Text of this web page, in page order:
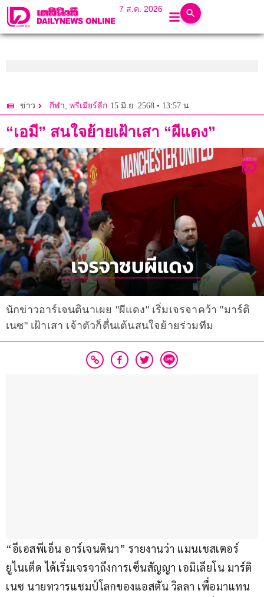
7 ส.ค. 2026
ข่าว กีฬา, พรีเมียร์ลีก 15 มิ.ย. 2568 • 13:57 น.
“เอมี” สนใจย้ายเฝ้าเสา “ผีแดง”
นักข่าวอาร์เจนตินาเผย "ผีแดง" เริ่มเจรจาคว้า "มาร์ติ
เนซ" เฝ้าเสา เจ้าตัวก็ตื่นเต้นสนใจย้ายร่วมทีม
“อีเอสพีเอ็น อาร์เจนตินา” รายงานว่า แมนเชสเตอร์
ยูไนเต็ด ได้เริ่มเจรจาถึงการเซ็นสัญญา เอมิเลียโน มาร์ติ
เนซ นายทวารแชมป์โลกของแอสตัน วิลลา เพื่อมาแทน